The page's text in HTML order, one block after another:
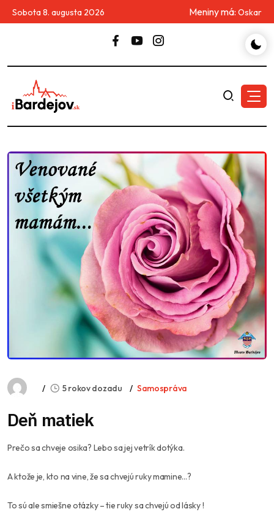
Sobota 8. augusta 2026 Meniny má: Oskar
5 rokov dozadu Samospráva
Deň matiek
Prečo sa chveje osika? Lebo sa jej vetrík dotýka.
A ktože je, kto na vine, že sa chvejú ruky mamine…?
To sú ale smiešne otázky – tie ruky sa chvejú od lásky !